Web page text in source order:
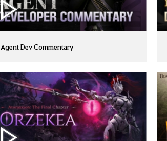
Agent Dev Commentary